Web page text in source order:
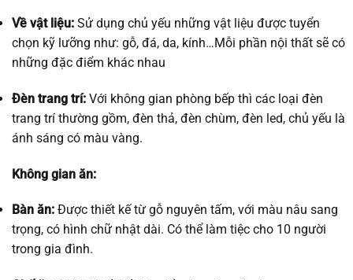
Về vật liệu: Sử dụng chủ yếu những vật liệu được tuyển
chọn kỹ lưỡng như: gỗ, đá, da, kính…Mỗi phần nội thất sẽ có
những đặc điểm khác nhau
Đèn trang trí: Với không gian phòng bếp thì các loại đèn
trang trí thường gồm, đèn thả, đèn chùm, đèn led, chủ yếu là
ánh sáng có màu vàng.
Không gian ăn:
Bàn ăn: Được thiết kế từ gỗ nguyên tấm, với màu nâu sang
trọng, có hình chữ nhật dài. Có thể làm tiệc cho 10 người
trong gia đình.